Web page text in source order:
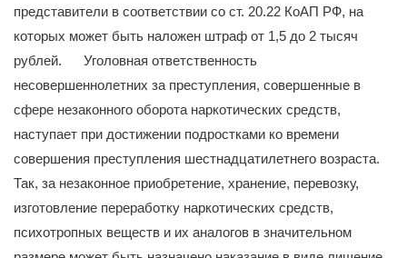
представители в соответствии со ст. 20.22 КоАП РФ, на
которых может быть наложен штраф от 1,5 до 2 тысяч
рублей. Уголовная ответственность
несовершеннолетних за преступления, совершенные в
сфере незаконного оборота наркотических средств,
наступает при достижении подростками ко времени
совершения преступления шестнадцатилетнего возраста.
Так, за незаконное приобретение, хранение, перевозку,
изготовление переработку наркотических средств,
психотропных веществ и их аналогов в значительном